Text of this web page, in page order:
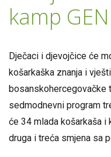
kamp
Dječaci i djevojčice će
košarkaška znanja i
bosanskohercegovačke
sedmodnevni program
će 34 mlada košarkaša i
druga i treća smjena sa